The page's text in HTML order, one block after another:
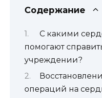
Содержание
С какими
помогают
учреждении?
операций на